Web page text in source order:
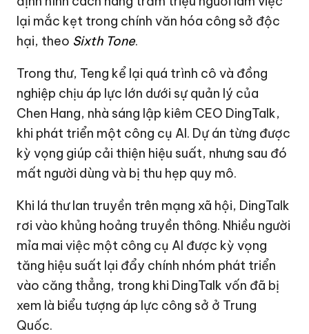
lại mắc kẹt trong chính văn hóa công sở độc
hại, theo Sixth Tone.
Trong thư, Teng kể lại quá trình cô và đồng
nghiệp chịu áp lực lớn dưới sự quản lý của
Chen Hang, nhà sáng lập kiêm CEO DingTalk,
khi phát triển một công cụ AI. Dự án từng được
kỳ vọng giúp cải thiện hiệu suất, nhưng sau đó
mất người dùng và bị thu hẹp quy mô.
Khi lá thư lan truyền trên mạng xã hội, DingTalk
rơi vào khủng hoảng truyền thông. Nhiều người
mỉa mai việc một công cụ AI được kỳ vọng
tăng hiệu suất lại đẩy chính nhóm phát triển
vào căng thẳng, trong khi DingTalk vốn đã bị
xem là biểu tượng áp lực công sở ở Trung
Quốc.